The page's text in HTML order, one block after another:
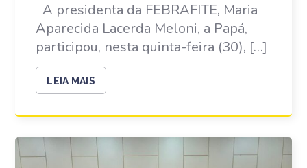
A presidenta da FEBRAFITE, Maria
Aparecida Lacerda Meloni, a Papá,
participou, nesta quinta-feira (30), […]
LEIA MAIS